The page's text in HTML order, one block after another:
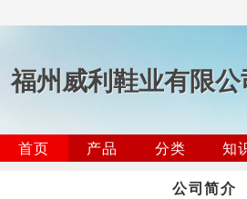
福州威利鞋业有限公
首页 产品 分类 知
公司简介